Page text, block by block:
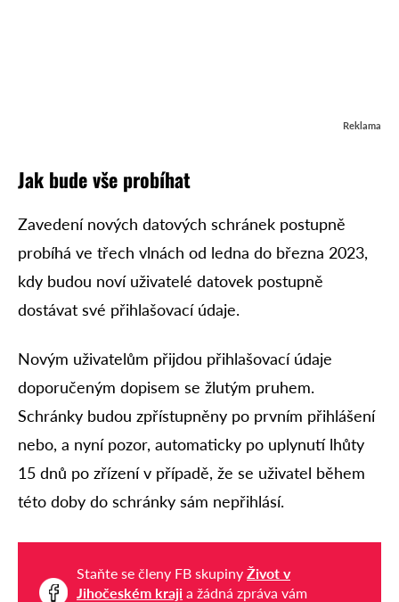
Reklama
Jak bude vše probíhat
Zavedení nových datových schránek postupně
probíhá ve třech vlnách od ledna do března 2023,
kdy budou noví uživatelé datovek postupně
dostávat své přihlašovací údaje.
Novým uživatelům přijdou přihlašovací údaje
doporučeným dopisem se žlutým pruhem.
Schránky budou zpřístupněny po prvním přihlášení
nebo, a nyní pozor, automaticky po uplynutí lhůty
15 dnů po zřízení v případě, že se uživatel během
této doby do schránky sám nepřihlásí.
Staňte se členy FB skupiny Život v
Jihočeském kraji a žádná zpráva vám